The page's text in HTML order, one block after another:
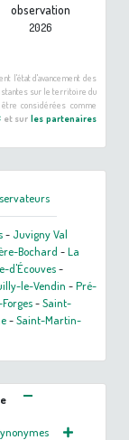
observation
2026
l'état d'avancement des
sur le territoire du
considérées comme
et surles partenaires
- Juvigny Val
Bochard -La
d'Écouves-
le-Vendin -Pré-
-Saint-
-Saint-Martin-